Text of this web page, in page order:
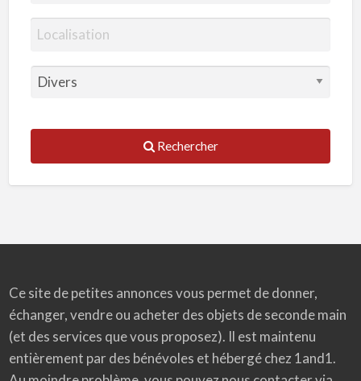
Rechercher
Ce site de petites annonces vous permet de donner,
échanger, vendre ou acheter des objets de seconde main
(et des services que vous proposez). Il est maintenu
entièrement par des bénévoles et hébergé chez 1and1.